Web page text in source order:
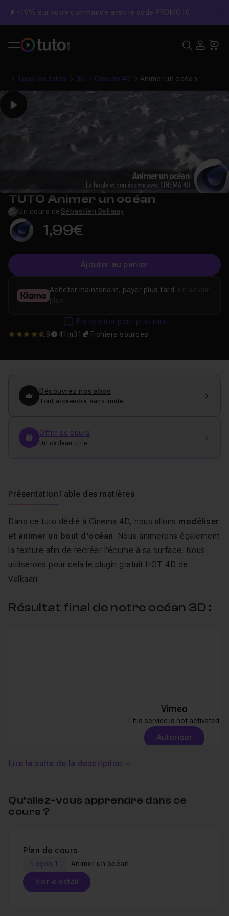
-10% sur votre commande avec le code PROMO10
Tous les tutos 3D Cinema 4D Animer un océan
Play
TUTO Animer un océan
Un cours de Sébastien Bellamy
1,99€
Ajouter au panier
4.8571428571429
4,9 41m31 Fichiers sources
Acheter maintenant, payer plus tard.
plus
Enregistrer pour plus tard
Découvrez nos abos
Tout apprendre, sans limite
Offrir ce cours
Un cadeau utile.
PrésentationTable des matières
Dans ce tuto dédié à Cinema 4D, nous allons modéliser
et animer un bout d'océan. Nous animerons également
la texture afin de recréer l'écume à sa surface. Nous
utiliserons pour cela le plugin gratuit HOT 4D de
Valkaari.
Résultat final de notre océan 3D :
Vimeo
This service is not activated.
Autoriser
un mot sur le déformateur déplaceur
installation du plugin
Lire la suite de la description
Qu’allez-vous apprendre dans ce
cours ?
Plan de cours
Leçon 1 Animer un océan
Voir le détail